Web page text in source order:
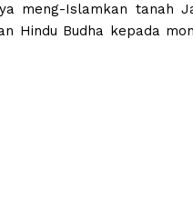
meng-Islamkan
Hindu Budha kepada